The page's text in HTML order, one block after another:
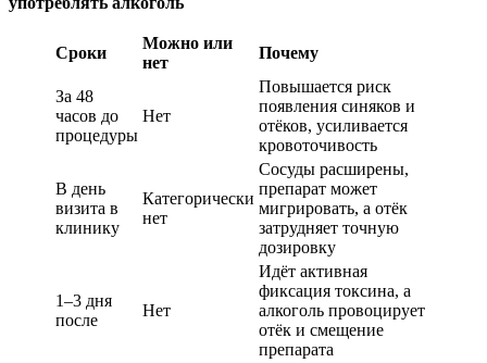
Сроки
Можно или
нет
Почему
За 48
часов до
процедуры
Нет
Повышается риск
появления синяков и
отёков, усиливается
кровоточивость
В день
визита в
клинику
Категорически
нет
Сосуды расширены,
препарат может
мигрировать, а отёк
затрудняет точную
дозировку
1–3 дня
после
Нет
Идёт активная
фиксация токсина, а
алкоголь провоцирует
отёк и смещение
препарата